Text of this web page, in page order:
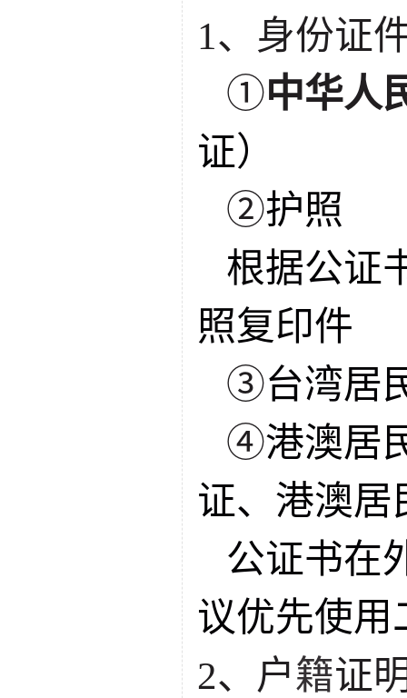
1、身份证
①中华人
证）
②护照
根据公证
照复印件
③台湾居
④港澳居
证、港澳居
公证书在
议优先使用
2、户籍证